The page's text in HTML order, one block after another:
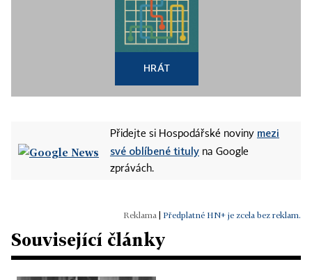
HRÁT
Přidejte si Hospodářské noviny mezi
své oblíbené tituly na Google
zprávách.
Předplatné HN+ je zcela bez reklam.
Související články